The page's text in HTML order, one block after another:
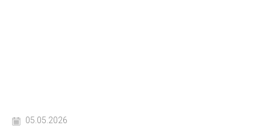
05.05.2026